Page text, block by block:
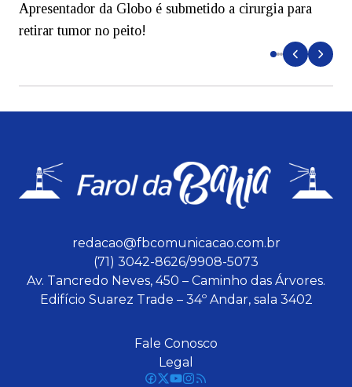
Apresentador da Globo é submetido a cirurgia para
retirar tumor no peito!
redacao@fbcomunicacao.com.br
(71) 3042-8626/9908-5073
Av. Tancredo Neves, 450 – Caminho das Árvores.
Edifício Suarez Trade – 34º Andar, sala 3402
Fale Conosco
Legal